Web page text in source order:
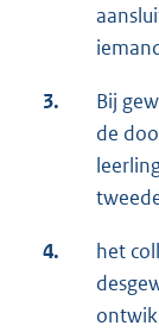
3.
Bij
de
4.
het